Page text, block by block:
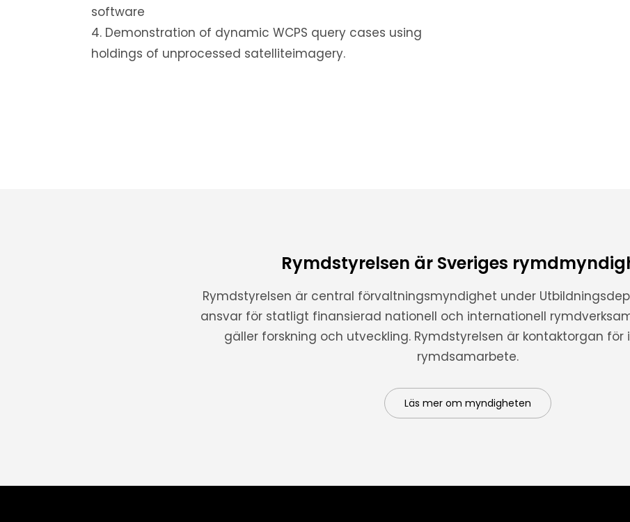
software
4. Demonstration of dynamic WCPS query cases using
holdings of unprocessed satelliteimagery.
Rymdstyrelsen är Sveriges
Rymdstyrelsen är central förvaltningsmyndighet under
ansvar för statligt finansierad nationell och internationell
gäller forskning och utveckling. Rymdstyrelsen är kontaktorgan
rymdsamarbete.
Läs mer om myndigheten